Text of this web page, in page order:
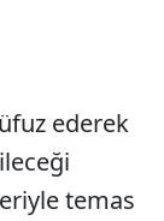
ederek
temas